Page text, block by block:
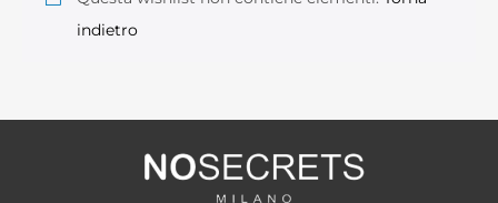
indietro